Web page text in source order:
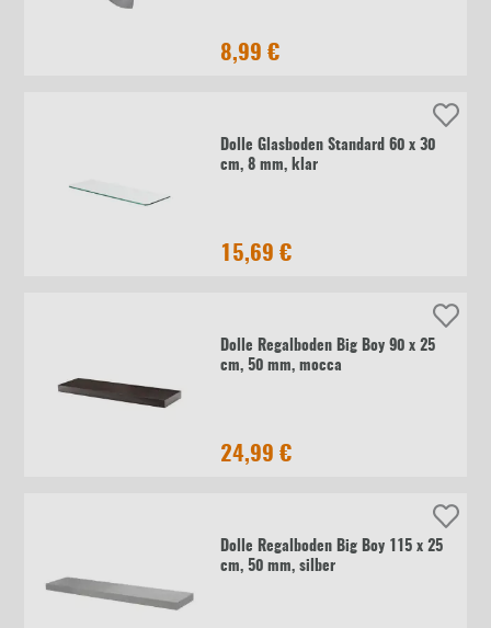
8,99 €
Dolle Glasboden Standard 60 x 30
cm, 8 mm, klar
15,69 €
Dolle Regalboden Big Boy 90 x 25
cm, 50 mm, mocca
24,99 €
Dolle Regalboden Big Boy 115 x 25
cm, 50 mm, silber